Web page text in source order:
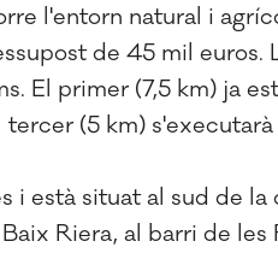
l'entorn natural i
de 45 mil euros.
El primer (7,5 km) ja
(5 km)
i està situat al sud de
Riera, al barri de les